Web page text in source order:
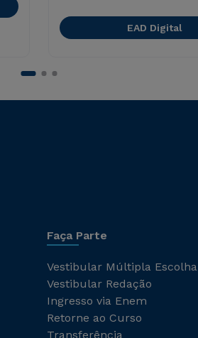
EAD Digital
Faça Parte
Vestibular Múltipla Escolha
Vestibular Redação
Ingresso via Enem
Retorne ao Curso
Transferência